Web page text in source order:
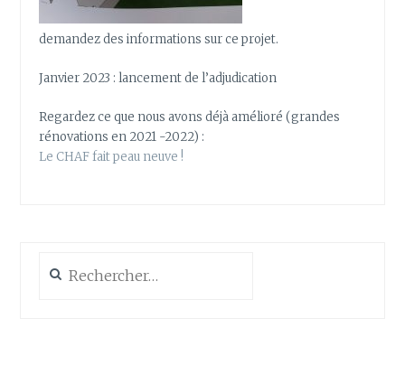
demandez des informations sur ce projet.
Janvier 2023 : lancement de l’adjudication
Regardez ce que nous avons déjà amélioré (grandes
rénovations en 2021 -2022) :
Le CHAF fait peau neuve !